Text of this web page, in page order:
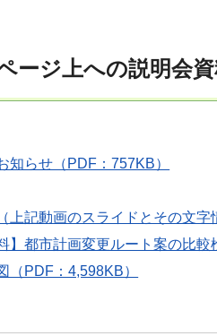
ージ上への説明会
知らせ（PDF：757KB）
上記動画のスライドとその文字
】都市計画変更ルート案の比較
（PDF：4,598KB）